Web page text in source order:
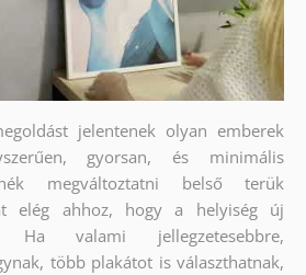
jelentenek olyan emberek
gyorsan, és minimális
megváltoztatni belső terük
elég ahhoz, hogy a helyiség új
Ha valami jellegzetesebbre,
több plakátot is választhatnak,